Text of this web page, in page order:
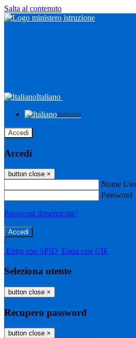
Salta al contenuto
Italiano
Italiano
Accedi
Accedi
button close ×
Nome
Password
Password dimenticata?
-
Entra con SPID Entra con CIE
Seleziona utente
button close ×
Recupero password
button close ×